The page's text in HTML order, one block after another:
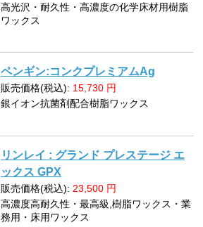
高光沢・耐久性・高濃度の化学床材用樹脂
ワックス
ペンギン:コンクプレミアムAg
販売価格(税込): 15,730 円
銀イオン抗菌剤配合樹脂ワックス
リンレイ : グランド プレステージ エ
ックス GPX
販売価格(税込): 23,500 円
高濃度高耐久性・最高級,樹脂ワックス・業
務用・床用ワックス